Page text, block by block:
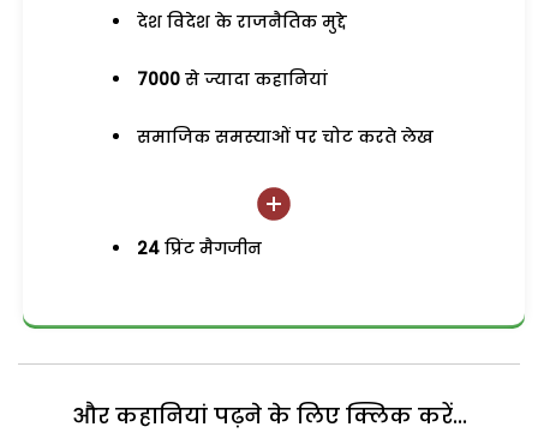
देश विदेश के राजनैतिक मुद्दे
7000 से ज्यादा कहानियां
समाजिक समस्याओं पर चोट करते लेख
24 प्रिंट मैगजीन
और कहानियां पढ़ने के लिए क्लिक करें...